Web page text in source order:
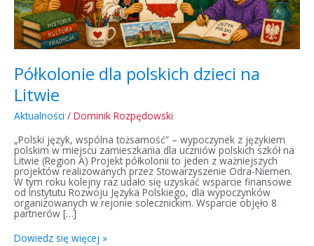
Półkolonie dla polskich dzieci na
Litwie
Aktualności / Dominik Rozpędowski
„Polski język, wspólna tożsamość” – wypoczynek z językiem
polskim w miejscu zamieszkania dla uczniów polskich szkół na
Litwie (Region A) Projekt półkolonii to jeden z ważniejszych
projektów realizowanych przez Stowarzyszenie Odra-Niemen.
W tym roku kolejny raz udało się uzyskać wsparcie finansowe
od Instytutu Rozwoju Języka Polskiego, dla wypoczynków
organizowanych w rejonie solecznickim. Wsparcie objęło 8
partnerów […]
Dowiedz się więcej »